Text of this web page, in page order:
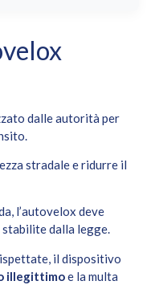
dalle autorità per
stradale e ridurre il
l’autovelox deve
dalla legge.
il dispositivo
illegittimoe la multa